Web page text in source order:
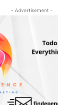
- Advertisement -